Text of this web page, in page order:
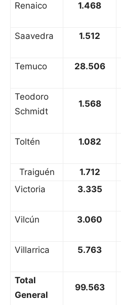
Renaico 1.468
Saavedra 1.512
Temuco 28.506
Teodoro
Schmidt
1.568
Toltén 1.082
Traiguén 1.712
Victoria
3.335
Vilcún 3.060
Villarrica 5.763
Total
General
99.563